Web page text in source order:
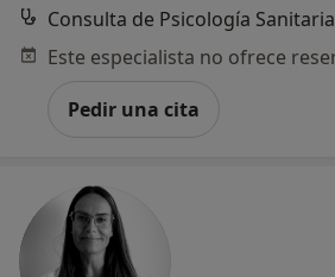
Consulta de Psicología Sanitaria
Pedir una cita